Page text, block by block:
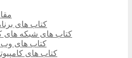
کتاب های
کتاب های شبکه های
کتاب های وب
کتاب های